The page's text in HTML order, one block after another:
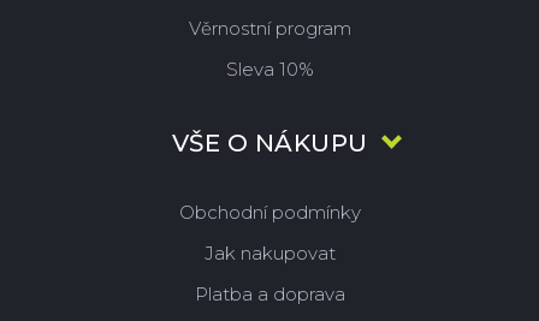
Věrnostní program
Sleva 10%
VŠE O NÁKUPU
Obchodní podmínky
Jak nakupovat
Platba a doprava